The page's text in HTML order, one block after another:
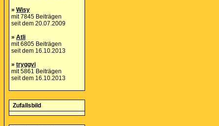
» Wisy
mit 7845 Beiträgen
seit dem 20.07.2009
» Atli
mit 6805 Beiträgen
seit dem 16.10.2013
» tryggvi
mit 5861 Beiträgen
seit dem 16.10.2013
Zufallsbild